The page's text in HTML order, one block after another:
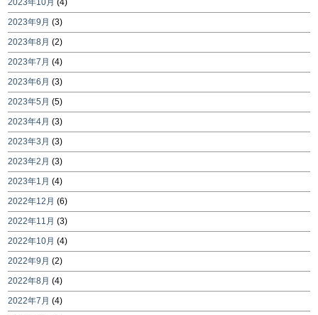
2023年10月 (4)
2023年9月 (3)
2023年8月 (2)
2023年7月 (4)
2023年6月 (3)
2023年5月 (5)
2023年4月 (3)
2023年3月 (3)
2023年2月 (3)
2023年1月 (4)
2022年12月 (6)
2022年11月 (3)
2022年10月 (4)
2022年9月 (2)
2022年8月 (4)
2022年7月 (4)